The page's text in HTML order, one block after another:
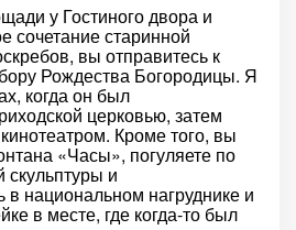
у Гостиного двора и
сочетание старинной
вы отправитесь к
Рождества Богородицы. Я
когда он был
церковью, затем
Кроме того, вы
«Часы», погуляете по
и
в национальном нагруднике и
в месте, где когда-то был